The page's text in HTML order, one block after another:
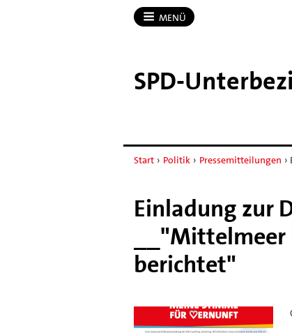
MENÜ
SPD-​
Start › Politik › Pressemitteilungen ›
Einladung zur
berichtet"